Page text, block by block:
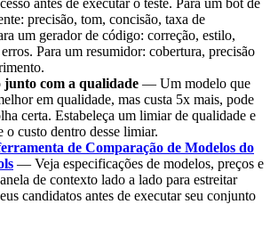
precisão, tom, concisão, taxa de
um gerador de código: correção, estilo,
Para um resumidor: cobertura, precisão
junto com a qualidade — Um modelo que
em qualidade, mas custa 5x mais, pode
certa. Estabeleça um limiar de qualidade e
o custo dentro desse limiar.
de Comparação de Modelos do
— Veja especificações de modelos, preços e
de contexto lado a lado para estreitar
candidatos antes de executar seu conjunto